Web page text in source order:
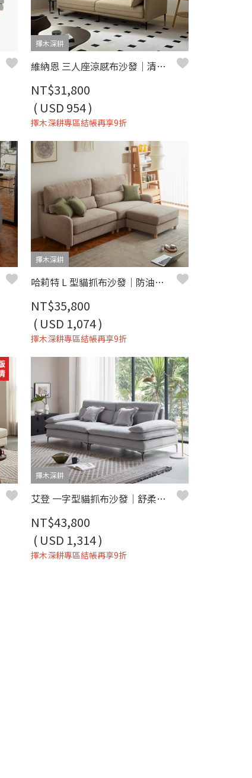
擇木深耕
維納恩 三人座涼感布沙發｜清新機能涼感布 × 高密度彈力坐墊 × 金屬高腳設計 – 擇木深耕系列
NT$31,800
( USD 954 )
擇木深耕專區結帳再享9折
擇木深耕
哈莉特 L 型貓抓布沙發｜防油防污防潑水 × 移動式腳椅 × 左右型自由擺放 – 擇木深耕
NT$35,800
( USD 1,074 )
擇木深耕專區結帳再享9折
擇木深耕
艾登 一字型貓抓布沙發｜舒柔貓抓布 × 羽絨＋高密度彈力坐墊 × 十年骨架保固 – 擇木深耕系列
NT$43,800
( USD 1,314 )
擇木深耕專區結帳再享9折